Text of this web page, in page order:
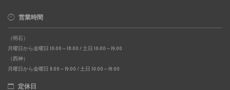
営業時間
（明石）
月曜日から金曜日 10:00～18:00 / 土日 10:00～19:00
（西神）
月曜日から金曜日 11:00～19:00 / 土日 10:00～19:00
定休日